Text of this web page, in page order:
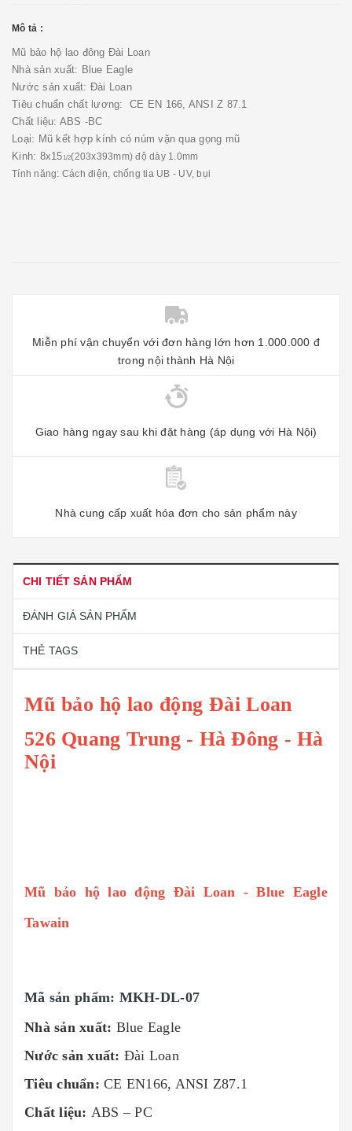
Mô tả :
Mũ bảo hộ lao đông Đài Loan
Nhà sản xuất: Blue Eagle
Nước sản xuất: Đài Loan
Tiêu chuẩn chất lương: CE EN 166, ANSI Z 87.1
Chất liệu: ABS -BC
Loại: Mũ kết hợp kính có núm vặn qua gọng mũ
Kinh: 8x151/2(203x393mm) độ dày 1.0mm
Tính năng: Cách điện, chống tia UB - UV, bụi
Miễn phí vận chuyển với đơn hàng lớn hơn 1.000.000 đ
trong nội thành Hà Nội
Giao hàng ngay sau khi đặt hàng (áp dụng với Hà Nội)
Nhà cung cấp xuất hóa đơn cho sản phẩm này
CHI TIẾT SẢN PHẨM
ĐÁNH GIÁ SẢN PHẨM
THẺ TAGS
Mũ bảo hộ lao động Đài Loan
526 Quang Trung - Hà Đông - Hà
Nội
Mũ bảo hộ lao động Đài Loan - Blue Eagle
Tawain
Mã sản phẩm: MKH-DL-07
Nhà sản xuất: Blue Eagle
Nước sản xuất: Đài Loan
Tiêu chuẩn: CE EN166, ANSI Z87.1
Chất liệu: ABS – PC